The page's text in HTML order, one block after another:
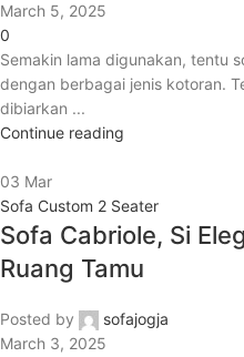
March 5, 2025
0
Semakin lama digunakan, tentu
dengan berbagai jenis kotoran.
dibiarkan ...
Continue reading
03 Mar
Sofa Custom 2 Seater
Sofa Cabriole, Si
Ruang Tamu
Posted by
sofajogja
March 3, 2025